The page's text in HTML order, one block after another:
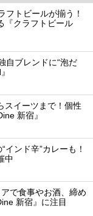
フトビールが揃う！
『クラフトビール
自ブレンドに“泡だ
スイーツまで！個性
新宿』
ンド辛”カレーも！
中
で食事やお酒、締め
新宿』に注目